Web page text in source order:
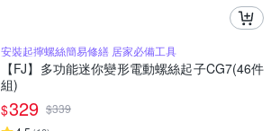
安裝起擰螺絲簡易修繕 居家必備工具
【FJ】多功能迷你變形電動螺絲起子CG7(46件
組)
$329 $339